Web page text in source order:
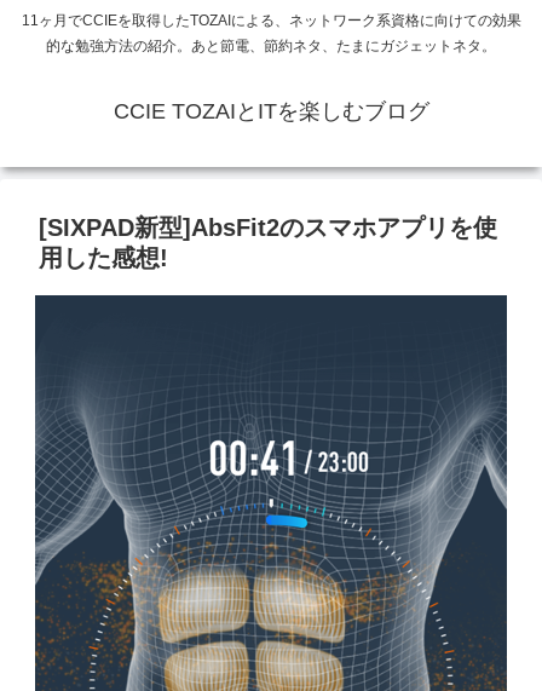
11ヶ月でCCIEを取得したTOZAIによる、ネットワーク系資格に向けての効果
的な勉強方法の紹介。あと節電、節約ネタ、たまにガジェットネタ。
CCIE TOZAIとITを楽しむブログ
[SIXPAD新型]AbsFit2のスマホアプリを使
用した感想!